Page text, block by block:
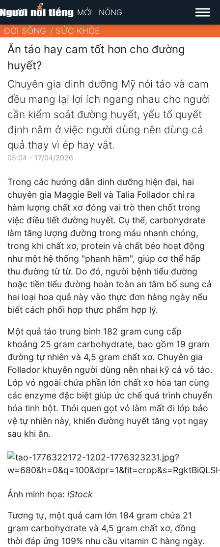
MỚI NÓNG
ĐỜI SỐNG SỨC KHỎE
Ăn táo hay cam tốt hơn cho đường
huyết?
Chuyên gia dinh dưỡng Mỹ nói táo và cam
đều mang lại lợi ích ngang nhau cho người
cần kiểm soát đường huyết, yếu tố quyết
định nằm ở việc người dùng nên dùng cả
quả thay vì ép hay vắt.
05:04 - 17/04/2026
Trong các hướng dẫn dinh dưỡng hiện đại, hai
chuyên gia Maggie Bell và Talia Follador chỉ ra
hàm lượng chất xơ đóng vai trò then chốt trong
việc điều tiết đường huyết. Cụ thể, carbohydrate
làm tăng lượng đường trong máu nhanh chóng,
trong khi chất xơ, protein và chất béo hoạt động
như một hệ thống "phanh hãm", giúp cơ thể hấp
thu đường từ từ. Do đó, người bệnh tiểu đường
hoặc tiền tiểu đường hoàn toàn an tâm bổ sung cả
hai loại hoa quả này vào thực đơn hàng ngày nếu
biết cách phối hợp thực phẩm hợp lý.
Một quả táo trung bình 182 gram cung cấp
khoảng 25 gram carbohydrate, bao gồm 19 gram
đường tự nhiên và 4,5 gram chất xơ. Chuyên gia
Follador khuyên người dùng nên nhai kỹ cả vỏ táo.
Lớp vỏ ngoài chứa phần lớn chất xơ hòa tan cùng
các enzyme đặc biệt giúp ức chế quá trình chuyển
hóa tinh bột. Thói quen gọt vỏ làm mất đi lớp bảo
vệ tự nhiên này, khiến đường huyết tăng vọt ngay
sau khi ăn.
Ảnh minh họa: iStock
Tương tự, một quả cam lớn 184 gram chứa 21
gram carbohydrate và 4,5 gram chất xơ, đồng
thời đáp ứng 109% nhu cầu vitamin C hàng ngày.